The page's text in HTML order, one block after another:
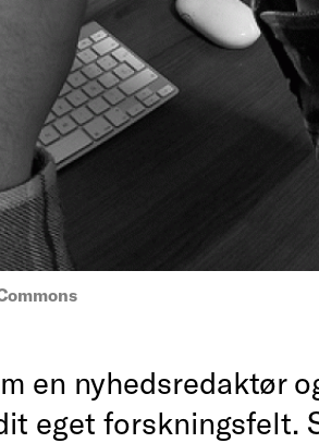
en nyhedsredaktør
eget forskningsfelt.